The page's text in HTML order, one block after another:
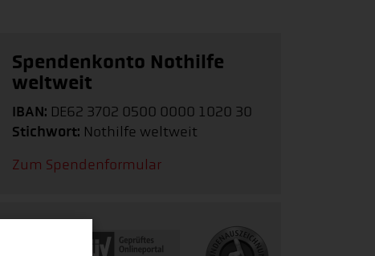
Spendenkonto Nothilfe
weltweit
IBAN: DE62 3702 0500 0000 1020 30
Stichwort: Nothilfe weltweit
Zum Spendenformular